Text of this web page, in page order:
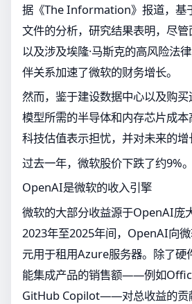
据《The Information》报道，基
文件的分析，研究结果表明，尽
以及涉及埃隆·马斯克的高风险法
伴关系加速了微软的财务增长。
然而，鉴于建设数据中心以及购
模型所需的半导体和内存芯片成
科技估值表示担忧，并对未来的增
过去一年，微软股价下跌了约9%。
OpenAI是微软的收入引擎
微软的大部分收益源于OpenAI庞
2023年至2025年间，OpenAI向
元用于租用Azure服务器。除了硬
能集成产品的销售额——例如
GitHub Copilot——对总收益的贡